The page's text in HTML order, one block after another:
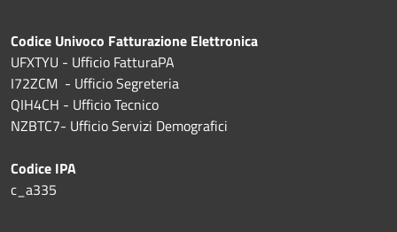
Codice Univoco Fatturazione Elettronica
UFXTYU - Ufficio FatturaPA
I72ZCM - Ufficio Segreteria
QIH4CH - Ufficio Tecnico
NZBTC7- Ufficio Servizi Demografici
Codice IPA
c_a335